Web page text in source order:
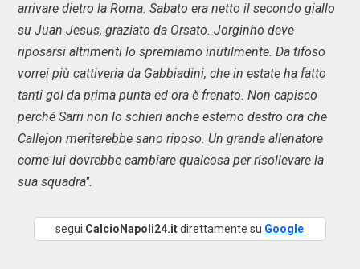
arrivare dietro la Roma. Sabato era netto il secondo giallo
su Juan Jesus, graziato da Orsato. Jorginho deve
riposarsi altrimenti lo spremiamo inutilmente. Da tifoso
vorrei più cattiveria da Gabbiadini, che in estate ha fatto
tanti gol da prima punta ed ora è frenato. Non capisco
perché Sarri non lo schieri anche esterno destro ora che
Callejon meriterebbe sano riposo. Un grande allenatore
come lui dovrebbe cambiare qualcosa per risollevare la
sua squadra".
segui CalcioNapoli24.itdirettamente su Google